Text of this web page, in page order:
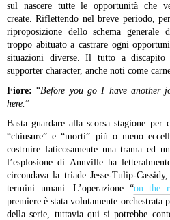
sul nascere tutte le opportunità che
create. Riflettendo nel breve periodo,
riproposizione dello schema generale
troppo abituato a castrare ogni
situazioni diverse. Il tutto a
supporter character, anche noti come
Fiore: “Before you go I have another
here.”
Basta guardare alla scorsa stagione per
“chiusure” e “morti” più o meno
costruire faticosamente una trama ed
l’esplosione di Annville ha
circondava la triade Jesse-Tulip-
termini umani. L’operazione “on the
premiere è stata volutamente orchestrata
della serie, tuttavia qui si potrebbe